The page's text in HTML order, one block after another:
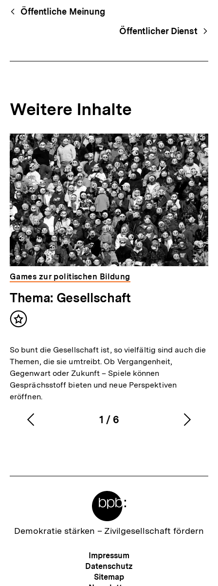
Begriffsnavigation
Content-
Navigation
Öffentliche Meinung
Öffentlicher Dienst
Weitere Inhalte
Inhaltskarousell
für
weitere
Inhalte
Inhaltskarussell
überspringen
Games zur politischen Bildung
Thema: Gesellschaft
Inhalt
So bunt die Gesellschaft ist, so vielfältig sind auch die
Themen, die sie umtreibt. Ob Vergangenheit,
Gegenwart oder Zukunft – Spiele können
Gesprächsstoff bieten und neue Perspektiven
eröffnen.
Karussellinhalt
1
von
/ 6
Vorherigen
Zur
Demokratie stärken – Zivilgesellschaft fördern
Meta-
Navigation
Impressum
Datenschutz
Sitemap